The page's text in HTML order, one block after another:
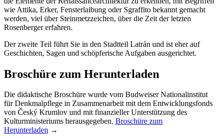
wie Attika, Erker, Fensterlaibung oder Sgraffito bekannt gemacht
werden, viel über Steinmetzzeichen, über die Zeit der letzten
Rosenberger erfahren.
Der zweite Teil führt Sie in den Stadtteil Latrán und ist eher auf
Geschichten, Sagen und schöpferische Aufgaben ausgerichtet.
Broschüre zum Herunterladen
Die didaktische Broschüre wurde vom Budweiser Nationalinstitut
für Denkmalpflege in Zusammenarbeit mit dem Entwicklungsfonds
von Český Krumlov und mit finanzieller Unterstützung des
Kulturministeriums herausgegeben. Broschüre zum
Herunterladen →